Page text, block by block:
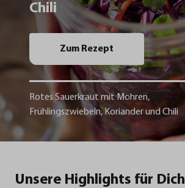
Chili
Zum Rezept
Rotes Sauerkraut mit Möhren,
Frühlingszwiebeln, Koriander und Chili
Unsere Highlights für Dich